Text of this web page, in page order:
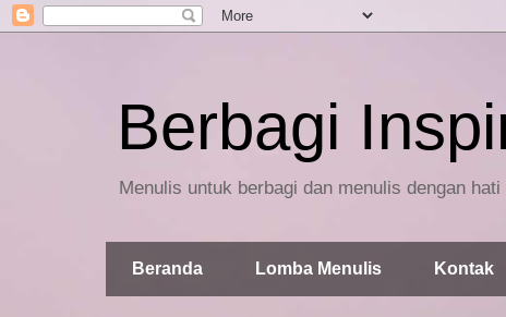
Berbagi
Menulis untuk berbagi dan menulis dengan hati
Beranda Lomba Menulis Kontak